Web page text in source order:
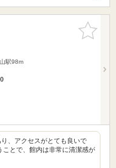
お気に入
りに追加
駅98m
、アクセスがとても良いで
とで、館内は非常に清潔感が